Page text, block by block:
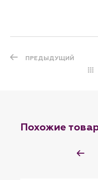
ПРЕДЫДУЩИЙ
Похожие